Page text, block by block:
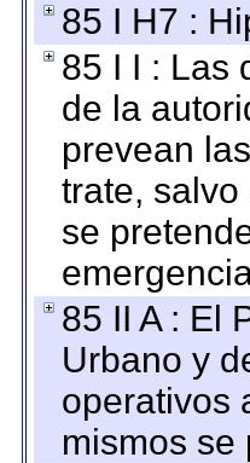
85 I H7 :
85 I I : Las
de la
prevean
trate,
se
85 II A : El
Urbano y
operativos
mismos se